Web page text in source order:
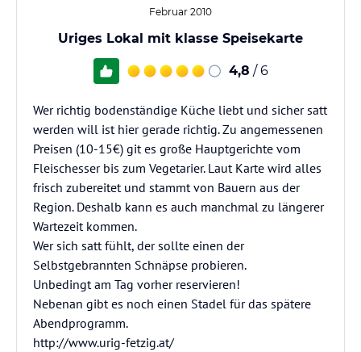
Februar 2010
Uriges Lokal mit klasse Speisekarte
4,8 / 6
Wer richtig bodenständige Küche liebt und sicher satt
werden will ist hier gerade richtig. Zu angemessenen
Preisen (10-15€) git es große Hauptgerichte vom
Fleischesser bis zum Vegetarier. Laut Karte wird alles
frisch zubereitet und stammt von Bauern aus der
Region. Deshalb kann es auch manchmal zu längerer
Wartezeit kommen.
Wer sich satt fühlt, der sollte einen der
Selbstgebrannten Schnäpse probieren.
Unbedingt am Tag vorher reservieren!
Nebenan gibt es noch einen Stadel für das spätere
Abendprogramm.
http://www.urig-fetzig.at/